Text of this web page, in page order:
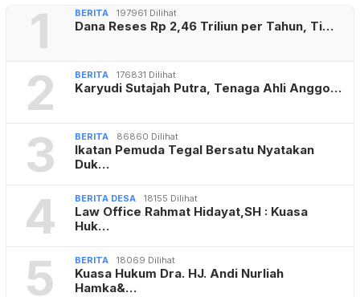
1 BERITA 197961 Dilihat
Dana Reses Rp 2,46 Triliun per Tahun, Ti…
2 BERITA 176831 Dilihat
Karyudi Sutajah Putra, Tenaga Ahli Anggo…
3 BERITA 86860 Dilihat
Ikatan Pemuda Tegal Bersatu Nyatakan
Duk…
4 BERITA DESA 18155 Dilihat
Law Office Rahmat Hidayat,SH : Kuasa
Huk…
5 BERITA 18069 Dilihat
Kuasa Hukum Dra. HJ. Andi Nurliah
Hamka&…